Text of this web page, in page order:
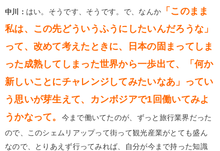
中川： はい。そうです、そうです。で、なんか
「このまま
私は、この先どういうふうにしたいんだろうな」
って、改めて考えたときに、日本の固まってしま
った成熟してしまった世界から一歩出て、「何か
新しいことにチャレンジしてみたいなあ」ってい
う思いが芽生えて、カンボジアで1回働いてみよ
うかなって。
今まで働いてたのが、ずっと旅行業界だった
ので、このシェムリアップって街って観光産業がとても盛ん
なので、とりあえず行ってみれば、自分が今まで持った知識